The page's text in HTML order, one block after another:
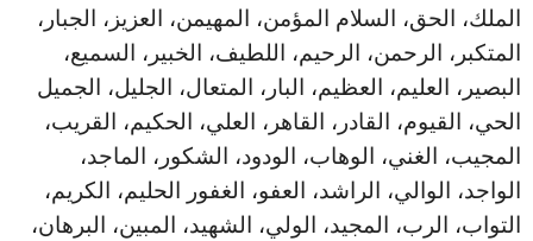
الملك، الحق، السلام المؤمن، المهيمن، العزيز، الجبار،
المتكبر، الرحمن، الرحيم، اللطيف، الخبير، السميع،
البصير، العليم، العظيم، البار، المتعال، الجليل، الجميل
الحي، القيوم، القادر، القاهر، العلي، الحكيم، القريب،
المجيب، الغني، الوهاب، الودود، الشكور، الماجد،
الواجد، الوالي، الراشد، العفو، الغفور الحليم، الكريم،
التواب، الرب، المجيد، الولي، الشهيد، المبين، البرهان،